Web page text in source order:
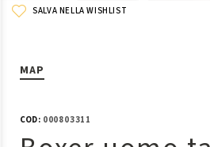
SALVA NELLA WISHLIST
MAP
COD:000803311